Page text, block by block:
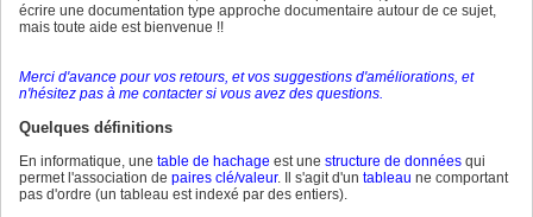
écrire une documentation type approche documentaire autour de ce sujet,
mais toute aide est bienvenue !!
Merci d'avance pour vos retours, et vos suggestions d'améliorations, et
n'hésitez pas à me contacter si vous avez des questions.
Quelques définitions
En informatique, une table de hachage est une structure de données qui
permet l'association de paires clé/valeur. Il s'agit d'un tableau ne comportant
pas d'ordre (un tableau est indexé par des entiers).